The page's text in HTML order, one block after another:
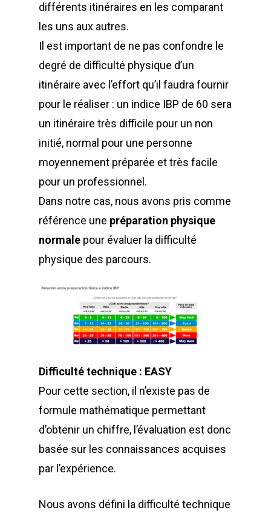
différents itinéraires en les comparant
les uns aux autres.
Il est important de ne pas confondre le
degré de difficulté physique d’un
itinéraire avec l’effort qu’il faudra fournir
pour le réaliser : un indice IBP de 60 sera
un itinéraire très difficile pour un non
initié, normal pour une personne
moyennement préparée et très facile
pour un professionnel.
Dans notre cas, nous avons pris comme
référence une préparation physique
normale pour évaluer la difficulté
physique des parcours.
Difficulté technique : EASY
Pour cette section, il n’existe pas de
formule mathématique permettant
d’obtenir un chiffre, l’évaluation est donc
basée sur les connaissances acquises
par l’expérience.
Nous avons défini la difficulté technique